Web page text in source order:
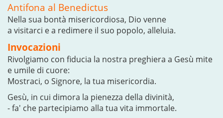
Antifona al Benedictus
Nella sua bontà misericordiosa, Dio venne
a visitarci e a redimere il suo popolo, alleluia.
Invocazioni
Rivolgiamo con fiducia la nostra preghiera a Gesù mite
e umile di cuore:
Mostraci, o Signore, la tua misericordia.
Gesù, in cui dimora la pienezza della divinità,
- fa' che partecipiamo alla tua vita immortale.